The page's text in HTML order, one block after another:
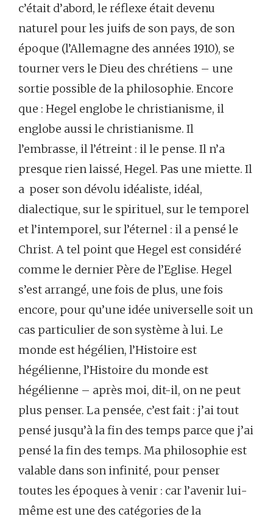
c’était d’abord, le réflexe était devenu
naturel pour les juifs de son pays, de son
époque (l’Allemagne des années 1910), se
tourner vers le Dieu des chrétiens – une
sortie possible de la philosophie. Encore
que : Hegel englobe le christianisme, il
englobe aussi le christianisme. Il
l’embrasse, il l’étreint : il le pense. Il n’a
presque rien laissé, Hegel. Pas une miette. Il
a poser son dévolu idéaliste, idéal,
dialectique, sur le spirituel, sur le temporel
et l’intemporel, sur l’éternel : il a pensé le
Christ. A tel point que Hegel est considéré
comme le dernier Père de l’Eglise. Hegel
s’est arrangé, une fois de plus, une fois
encore, pour qu’une idée universelle soit un
cas particulier de son système à lui. Le
monde est hégélien, l’Histoire est
hégélienne, l’Histoire du monde est
hégélienne – après moi, dit-il, on ne peut
plus penser. La pensée, c’est fait : j’ai tout
pensé jusqu’à la fin des temps parce que j’ai
pensé la fin des temps. Ma philosophie est
valable dans son infinité, pour penser
toutes les époques à venir : car l’avenir lui-
même est une des catégories de la